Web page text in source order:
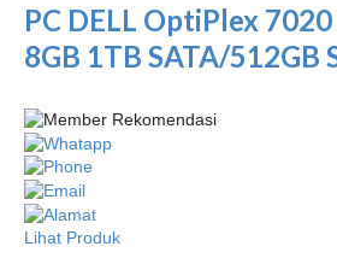
PC DELL OptiPlex
8GB 1TB SATA/512GB
Lihat Produk